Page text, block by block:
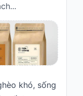
khó, sống